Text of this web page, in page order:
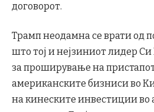
договорот.
Трамп неодамна се врати од
што тој и нејзиниот лидер
за проширување на
американските бизниси во
на кинеските инвестиции во